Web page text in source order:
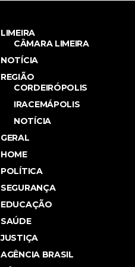
LIMEIRA
CÂMARA LIMEIRA
NOTÍCIA
REGIÃO
CORDEIRÓPOLIS
IRACEMÁPOLIS
NOTÍCIA
GERAL
HOME
POLÍTICA
SEGURANÇA
EDUCAÇÃO
SAÚDE
JUSTIÇA
AGÊNCIA BRASIL